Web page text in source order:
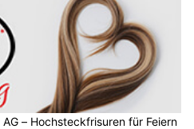
– Hochsteckfrisuren für Feiern